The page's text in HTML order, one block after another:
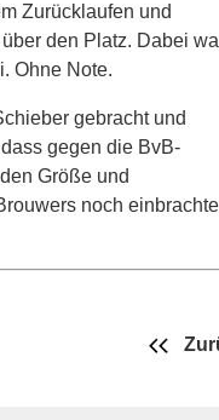
Zurücklaufen und
den Platz. Dabei
Ohne Note.
gebracht und
gegen die BvB-
Größe und
noch